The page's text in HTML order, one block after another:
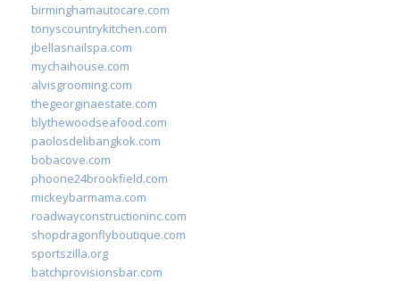
birminghamautocare.com
tonyscountrykitchen.com
jbellasnailspa.com
mychaihouse.com
alvisgrooming.com
thegeorginaestate.com
blythewoodseafood.com
paolosdelibangkok.com
bobacove.com
phoone24brookfield.com
mickeybarmama.com
roadwayconstructioninc.com
shopdragonflyboutique.com
sportszilla.org
batchprovisionsbar.com